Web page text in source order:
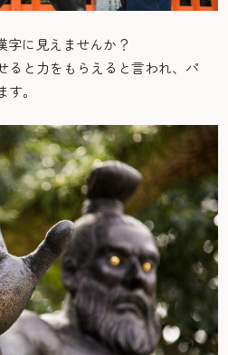
字に見えませんか？
ると力をもらえると言われ、パ
。